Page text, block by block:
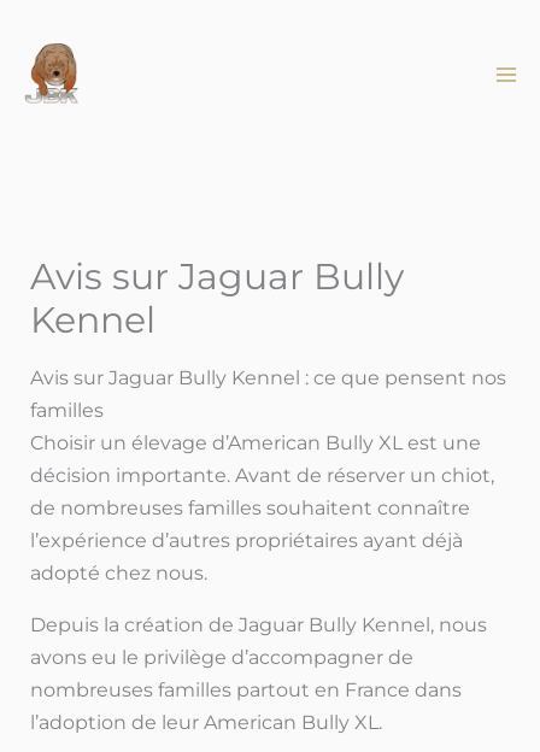
contenu
Avis sur Jaguar Bully
Kennel
Avis sur Jaguar Bully Kennel : ce que pensent nos
familles
Choisir un élevage d’American Bully XL est une
décision importante. Avant de réserver un chiot,
de nombreuses familles souhaitent connaître
l’expérience d’autres propriétaires ayant déjà
adopté chez nous.
Depuis la création de Jaguar Bully Kennel, nous
avons eu le privilège d’accompagner de
nombreuses familles partout en France dans
l’adoption de leur American Bully XL.